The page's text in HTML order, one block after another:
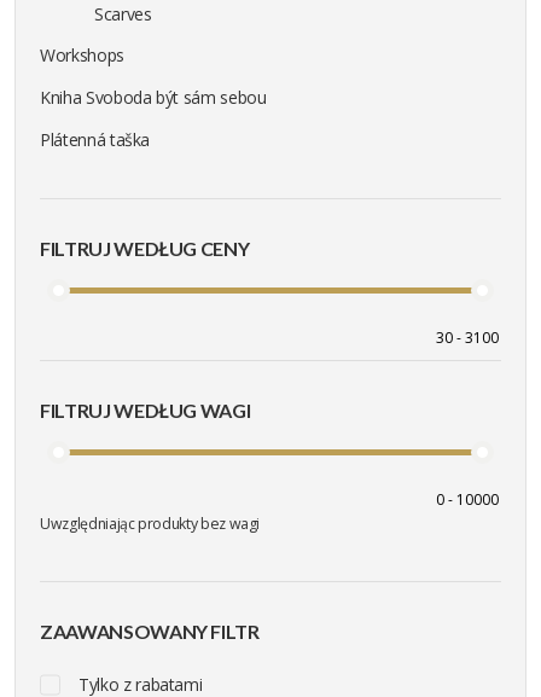
Scarves
Workshops
Kniha Svoboda být sám sebou
Plátenná taška
FILTRUJ WEDŁUG CENY
FILTRUJ WEDŁUG WAGI
Uwzględniając produkty bez wagi
ZAAWANSOWANY FILTR
Tylko z rabatami